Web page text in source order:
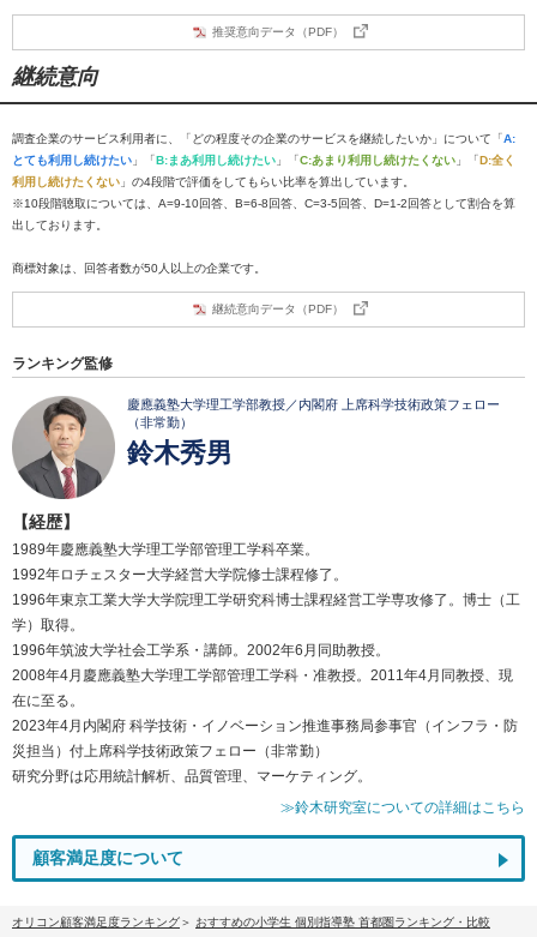
推奨意向データ（PDF）
継続意向
調査企業のサービス利用者に、「どの程度その企業のサービスを継続したいか」について「A:
とても利用し続けたい 」「B:まあ利用し続けたい 」「C:あまり利用し続けたくない 」「D:全く
利用し続けたくない 」の4段階で評価をしてもらい比率を算出しています。
※10段階聴取については、A=9-10回答、B=6-8回答、C=3-5回答、D=1-2回答として割合を算
出しております。
商標対象は、回答者数が50人以上の企業です。
継続意向データ（PDF）
ランキング監修
慶應義塾大学理工学部教授／内閣府 上席科学技術政策フェロー
（非常勤）
鈴木秀男
【経歴】
1989年慶應義塾大学理工学部管理工学科卒業。
1992年ロチェスター大学経営大学院修士課程修了。
1996年東京工業大学大学院理工学研究科博士課程経営工学専攻修了。博士（工
学）取得。
1996年筑波大学社会工学系・講師。2002年6月同助教授。
2008年4月慶應義塾大学理工学部管理工学科・准教授。2011年4月同教授、現
在に至る。
2023年4月内閣府 科学技術・イノベーション推進事務局参事官（インフラ・防
災担当）付上席科学技術政策フェロー（非常勤）
研究分野は応用統計解析、品質管理、マーケティング。
≫鈴木研究室についての詳細はこちら
顧客満足度について
オリコン顧客満足度ランキング
おすすめの小学生 個別指導塾 首都圏ランキング・比較